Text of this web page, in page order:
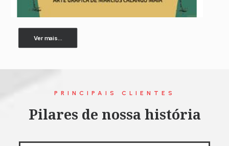
Ver mais...
PRINCIPAIS CLIENTES
Pilares de nossa história